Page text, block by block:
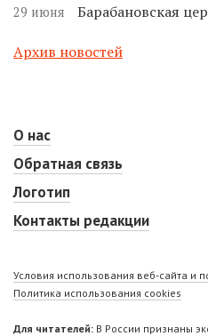
29 июня Барабановская
Архив новостей
О нас
Обратная связь
Логотип
Контакты редакции
Условия использования веб-сайта и
Политика использования cookies
Для читателей: В России признаны